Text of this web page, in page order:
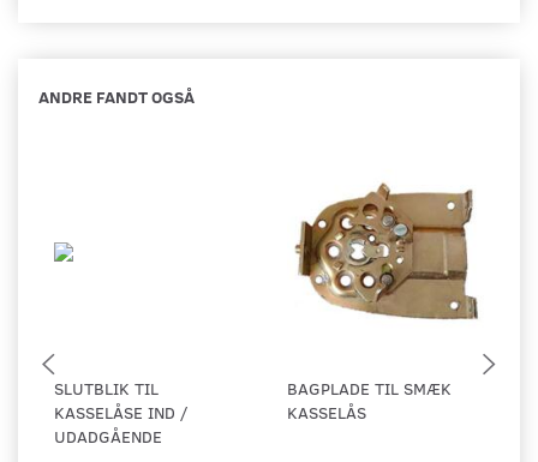
ANDRE FANDT OGSÅ
SLUTBLIK TIL
KASSELÅSE IND /
UDADGÅENDE
BAGPLADE TIL SMÆK
KASSELÅS